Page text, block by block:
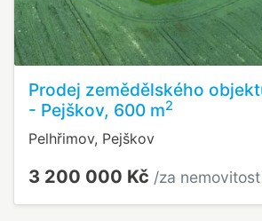
Prodej zemědělského
- Pejškov, 600 m2
Pelhřimov, Pejškov
3 200 000 Kč /za nemovitost